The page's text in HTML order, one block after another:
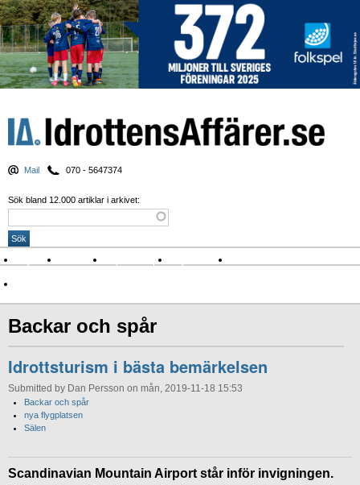
Mail 070 - 5647374
Sök bland 12.000 artiklar i arkivet:
Nyheter Krönikor Sport & spel Nyhetsbrev
Backar och spår
Idrottsturism i bästa bemärkelsen
Submitted by Dan Persson on mån, 2019-11-18 15:53
Backar och spår
nya flygplatsen
Sälen
Scandinavian Mountain Airport står inför invigningen.